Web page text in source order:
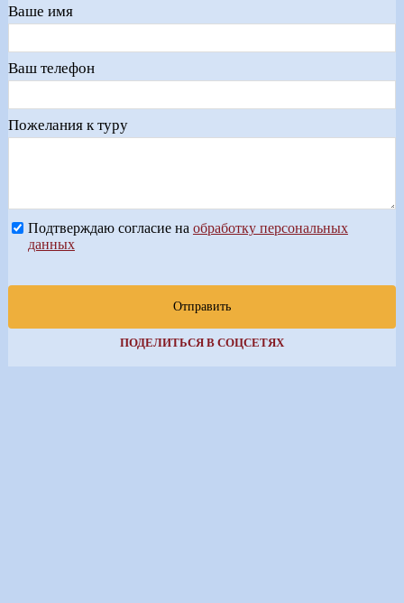
Ваше имя
Ваш телефон
Пожелания к туру
Подтверждаю согласие на обработку персональных
данных
Отправить
ПОДЕЛИТЬСЯ В СОЦСЕТЯХ